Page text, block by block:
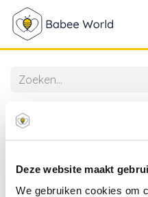
Deze website maakt
We gebruiken cookies om
Avent | Breedhalsfles